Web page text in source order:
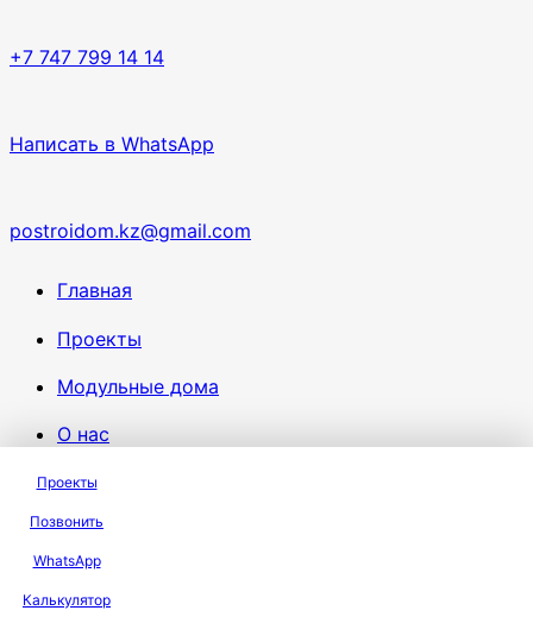
+7 747 799 14 14
Написать в WhatsApp
postroidom.kz@gmail.com
Главная
Проекты
Модульные дома
О нас
Калькулятор
Новости
Проекты
Позвонить
WhatsApp
Калькулятор